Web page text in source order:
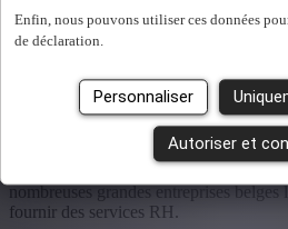
Enfin, nous pouvons utiliser ces données
de déclaration.
Personnaliser
Autoriser et
POURQUOI SOLVUS
En tant que pionnier en Total Talent
lancez avec Solvus vous ne choisissez
innovatif du marché. Grâce à notre
la sélection, les assessment centers et le
personnes et aussi par notre politique
nombreuses grandes entreprises
fournir des services RH.